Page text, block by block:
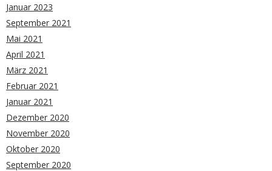
Januar 2023
September 2021
Mai 2021
April 2021
März 2021
Februar 2021
Januar 2021
Dezember 2020
November 2020
Oktober 2020
September 2020